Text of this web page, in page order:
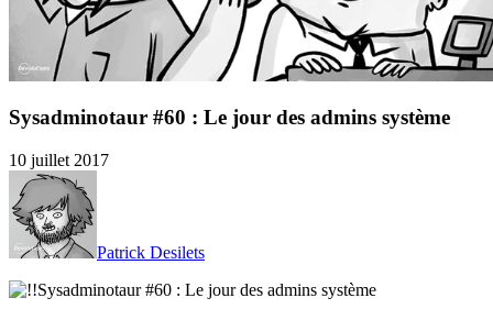
Sysadminotaur #60 : Le jour des admins système
10 juillet 2017
Patrick Desilets